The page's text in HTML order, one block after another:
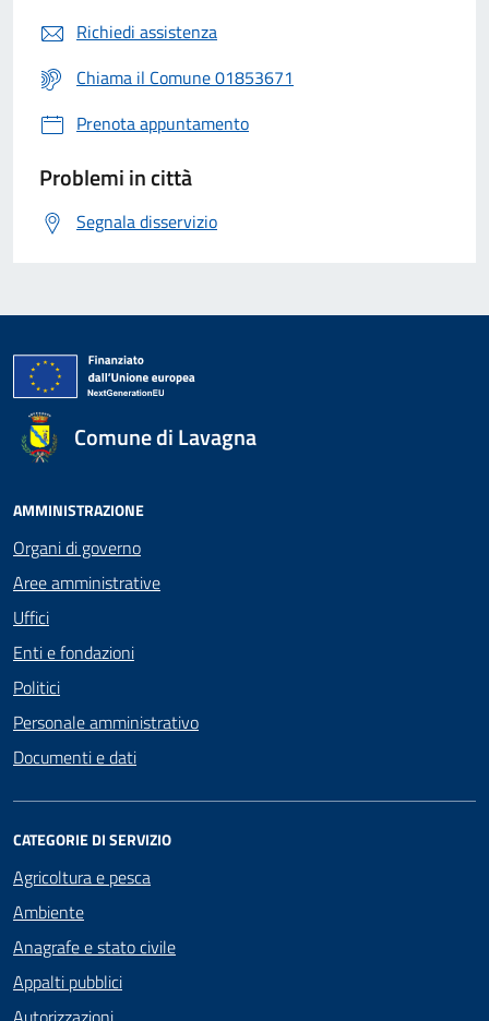
Richiedi assistenza
Chiama il Comune 01853671
Prenota appuntamento
Problemi in città
Segnala disservizio
Comune di Lavagna
AMMINISTRAZIONE
Organi di governo
Aree amministrative
Uffici
Enti e fondazioni
Politici
Personale amministrativo
Documenti e dati
CATEGORIE DI SERVIZIO
Agricoltura e pesca
Ambiente
Anagrafe e stato civile
Appalti pubblici